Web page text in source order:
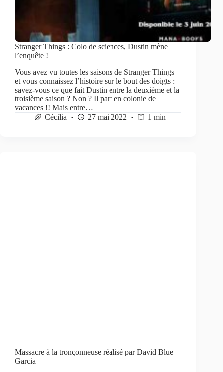
Stranger Things : Colo de sciences, Dustin mène
l’enquête !
Vous avez vu toutes les saisons de Stranger Things
et vous connaissez l’histoire sur le bout des doigts :
savez-vous ce que fait Dustin entre la deuxième et la
troisième saison ? Non ? Il part en colonie de
vacances !! Mais entre…
Cécilia
27 mai 2022 1 min
Massacre à la tronçonneuse réalisé par David Blue
Garcia